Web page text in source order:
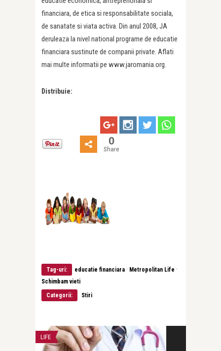
financiara, de etica si responsabilitate sociala,
de sanatate si viata activa. Din anul 2008, JA
deruleaza la nivel national programe de educatie
financiara sustinute de companii private. Aflati
mai multe informatii pe www.jaromania.org.
Distribuie:
0
Share
Tag-uri: educatie financiara · Metropolitan Life ·
Schimbam vieti
Categorii:
Stiri
LIFE